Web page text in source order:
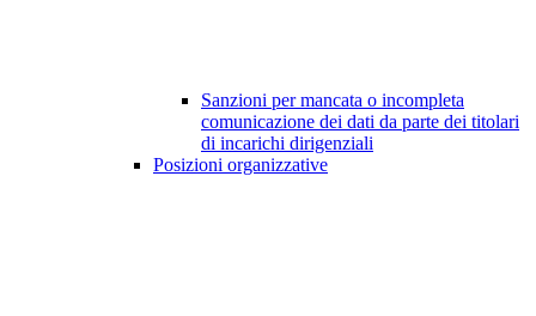
Sanzioni per mancata o incompleta
comunicazione dei dati da parte dei titolari
di incarichi dirigenziali
Posizioni organizzative